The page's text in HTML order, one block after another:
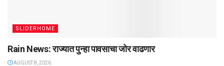
SLIDERHOME
Rain News: राज्यात पुन्हा पावसाचा जोर वाढणार
AUGUST 8, 2026